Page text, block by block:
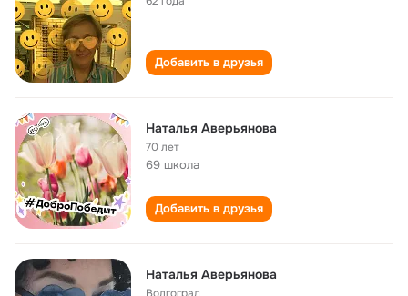
Добавить в друзья
Наталья Аверьянова
70 лет
69 школа
Добавить в друзья
Наталья Аверьянова